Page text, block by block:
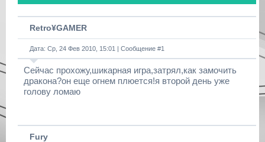
Retro¥GAMER
Дата: Ср, 24 Фев 2010, 15:01 | Сообщение #1
Сейчас прохожу,шикарная игра,затрял,как замочить
дракона?он еще огнем плюется!я второй день уже
голову ломаю
Fury